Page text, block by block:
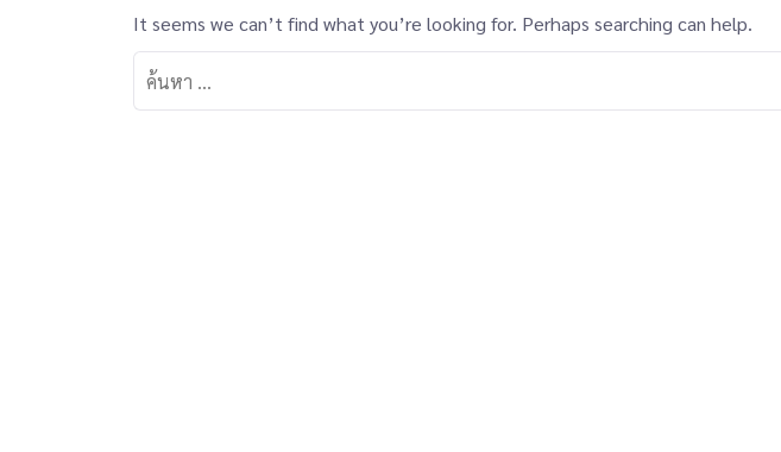
It seems we can’t find what you’re looking for. Perhaps searching can help.